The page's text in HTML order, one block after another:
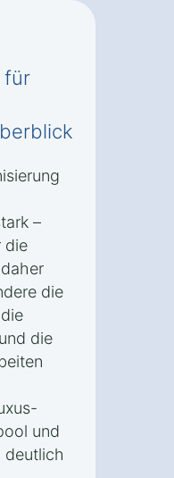
für
–
die
die
die
und
deutlich